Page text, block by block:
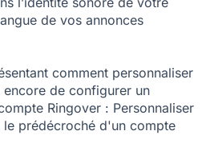
de vos annonces
comment personnaliser
de configurer un
Ringover : Personnaliser
prédécroché d'un compte